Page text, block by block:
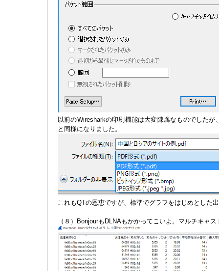
以前のWiresharkの印刷機能は大変陳腐なものでした
と同様になりました。
これもQTの恩恵ですが、標準でグラフをはじめとした
（８）BonjourもDLNAもかかってこいよ。マルチキャ